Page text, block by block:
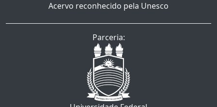
Acervo reconhecido pela Unesco
Parceria: